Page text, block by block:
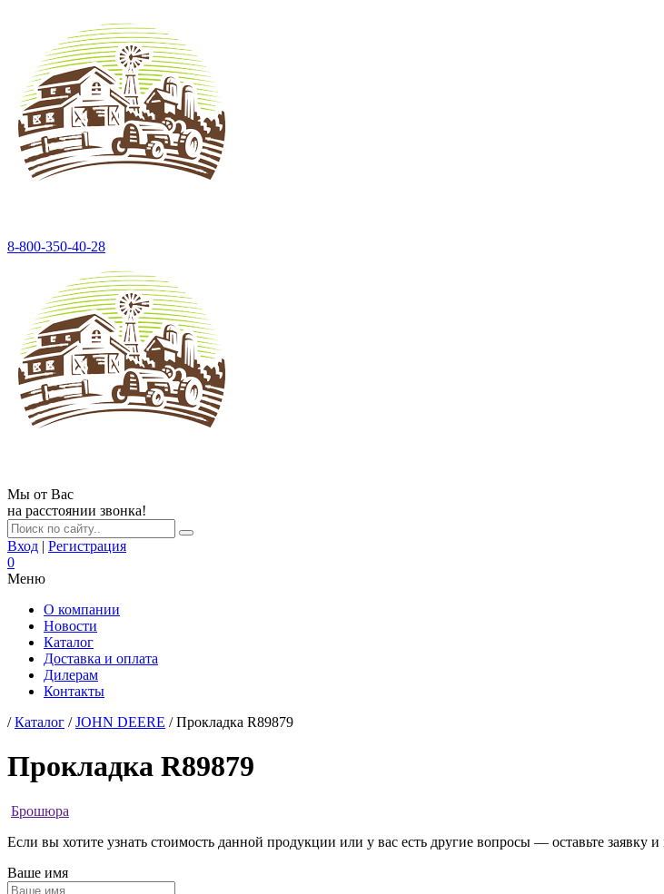
8-800-350-40-28
Мы от Вас
на расстоянии звонка!
Вход | Регистрация
0
Меню
О компании
Новости
Каталог
Доставка и оплата
Дилерам
Контакты
/Каталог /JOHN DEERE / Прокладка R89879
Прокладка R89879
Брошюра
Если вы хотите узнать стоимость данной продукции или у вас есть другие вопросы — оставьте заявку
Ваше имя